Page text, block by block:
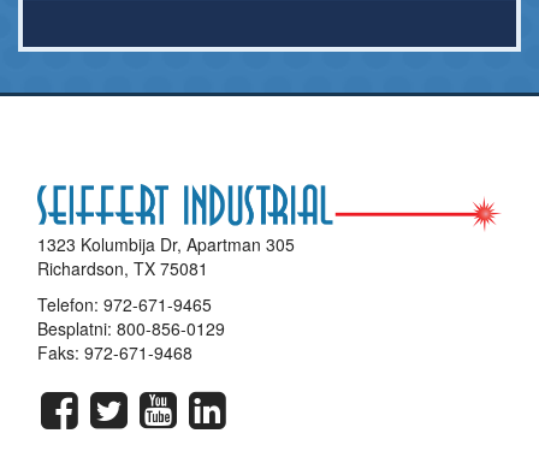
1323 Kolumbija Dr, Apartman 305
Richardson, TX 75081
Telefon: 972-671-9465
Besplatni: 800-856-0129
Faks: 972-671-9468